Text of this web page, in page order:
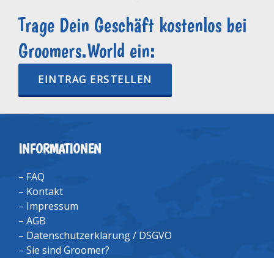
Trage Dein Geschäft kostenlos bei
Groomers.World ein:
EINTRAG ERSTELLEN
INFORMATIONEN
– FAQ
– Kontakt
– Impressum
– AGB
– Datenschutzerklärung / DSGVO
– Sie sind Groomer?